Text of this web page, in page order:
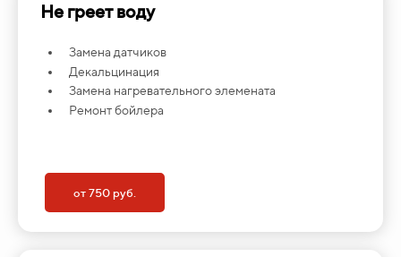
Не греет воду
Замена датчиков
Декальцинация
Замена нагревательного элемената
Ремонт бойлера
от 750 руб.